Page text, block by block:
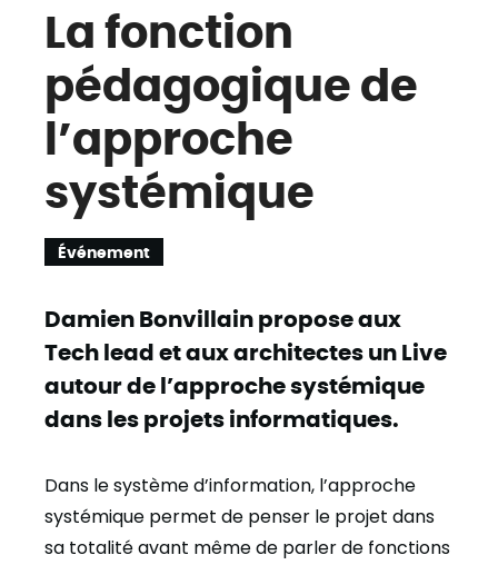
La fonction
pédagogique de
l’approche
systémique
Événement
Damien Bonvillain propose aux
Tech lead et aux architectes un Live
autour de l’approche systémique
dans les projets informatiques.
Dans le système d’information, l’approche
systémique permet de penser le projet dans
sa totalité avant même de parler de fonctions